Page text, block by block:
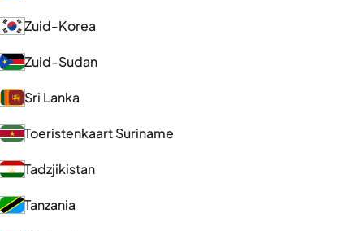
Zuid-Korea
Zuid-Sudan
Sri Lanka
Toeristenkaart Suriname
Tadzjikistan
Tanzania